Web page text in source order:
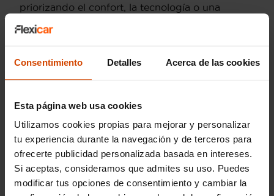
Consentimiento Detalles Acerca de las cookies
Esta página web usa cookies
Utilizamos cookies propias para mejorar y personalizar
tu experiencia durante la navegación y de terceros para
ofrecerte publicidad personalizada basada en intereses.
Si aceptas, consideramos que admites su uso. Puedes
modificar tus opciones de consentimiento y cambiar la
priorizando el confort, la tecnología o una
Mercedes-Benz Clase C 200:Es la alternativa
natural para quienes buscan un mayor énfasis
diseño más lujoso y tecnológico. Su
viajes largos.
Audi A4 35 TFSI/40 TFSI:Representa una
opción excelente para aquellos que valoran la
calidad de construcción, la sobriedad en el
diseño interior y la tracción quattro
(disponible en algunas versiones) para mayor